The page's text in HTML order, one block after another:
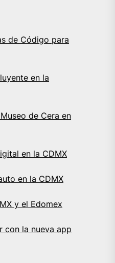
de Código para
en la
de Cera en
en la CDMX
en la CDMX
y el Edomex
con la nueva app